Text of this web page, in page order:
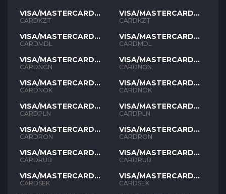
VISA/MASTERCARD
KZT
CARDKZT
VISA/MASTERCARD
MDL
CARDMDL
VISA/MASTERCARD
NGN
CARDNGN
VISA/MASTERCARD
NOK
CARDNOK
VISA/MASTERCARD
PLN
CARDPLN
VISA/MASTERCARD
RON
CARDRON
VISA/MASTERCARD
RUB
CARDRUB
VISA/MASTERCARD
SEK
CARDSEK
VISA/MASTERCARD
KZT
CARDKZT
VISA/MASTERCARD
MDL
CARDMDL
VISA/MASTERCARD
NGN
CARDNGN
VISA/MASTERCARD
NOK
CARDNOK
VISA/MASTERCARD
PLN
CARDPLN
VISA/MASTERCARD
RON
CARDRON
VISA/MASTERCARD
RUB
CARDRUB
VISA/MASTERCARD
SEK
CARDSEK